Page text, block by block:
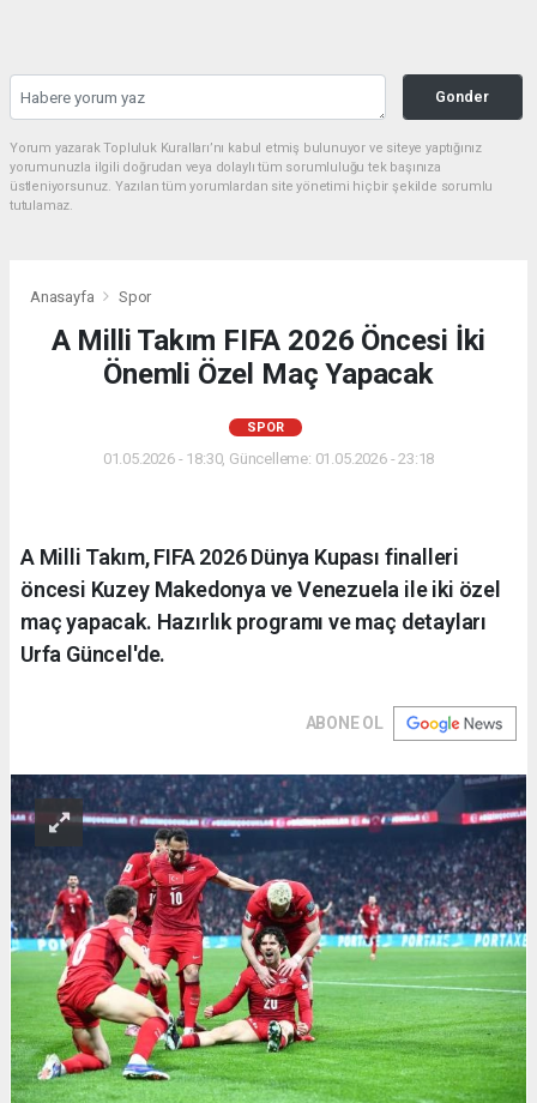
Gonder
Yorum yazarak Topluluk Kuralları’nı kabul etmiş bulunuyor ve siteye yaptığınız
yorumunuzla ilgili doğrudan veya dolaylı tüm sorumluluğu tek başınıza
üstleniyorsunuz. Yazılan tüm yorumlardan site yönetimi hiçbir şekilde sorumlu
tutulamaz.
Anasayfa Spor
A Milli Takım FIFA 2026 Öncesi İki
Önemli Özel Maç Yapacak
SPOR
01.05.2026 - 18:30, Güncelleme: 01.05.2026 - 23:18
A Milli Takım, FIFA 2026 Dünya Kupası finalleri
öncesi Kuzey Makedonya ve Venezuela ile iki özel
maç yapacak. Hazırlık programı ve maç detayları
Urfa Güncel'de.
ABONE OL